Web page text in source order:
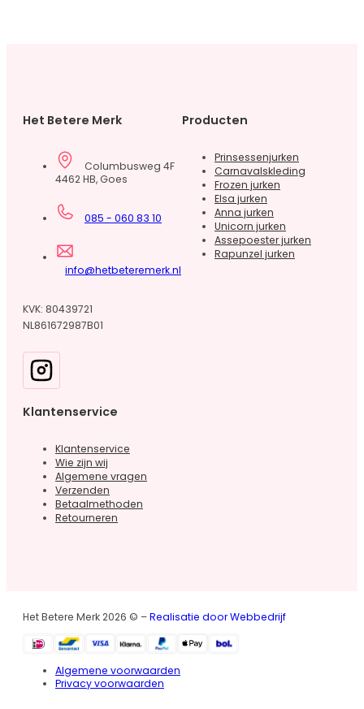
Het Betere Merk
Columbusweg 4F
4462 HB, Goes
085 - 060 83 10
info@hetbeteremerk.nl
KVK: 80439721
NL861672987B01
Producten
Prinsessenjurken
Carnavalskleding
Frozen jurken
Elsa jurken
Anna jurken
Unicorn jurken
Assepoester jurken
Rapunzel jurken
Klantenservice
Klantenservice
Wie zijn wij
Algemene vragen
Verzenden
Betaalmethoden
Retourneren
Het Betere Merk 2026 © –Realisatie door Webbedrijf
Algemene voorwaarden
Privacy voorwaarden